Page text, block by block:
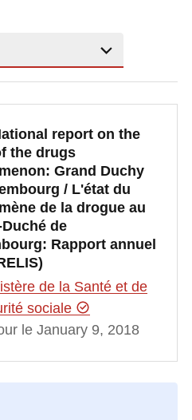
report on the
the drugs
Grand Duchy
/ L'état du
de la drogue au
de
Rapport annuel
de la Santé et de
sociale
le January 9, 2018